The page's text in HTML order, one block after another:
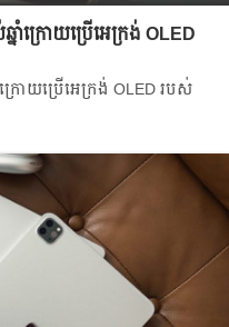
នាំក្រោយប្រើ​អេក្រង់ OLED
រោយប្រើ​អេក្រង់ OLED របស់